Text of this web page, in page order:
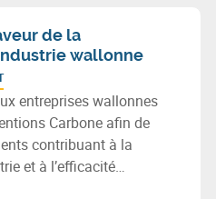
de la
wallonne
entreprises wallonnes
Carbone afin de
contribuant à la
et à l’efficacité
notamment